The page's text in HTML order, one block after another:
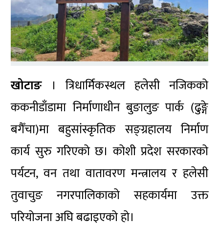
खोटाङ । त्रिधार्मिकस्थल हलेसी नजिकको
ककनीडाँडामा निर्माणाधीन बुङालुङ पार्क (ढुङ्गे
बगैँचा)मा बहुसांस्कृतिक सङ्ग्रहालय निर्माण
कार्य सुरु गरिएको छ। कोशी प्रदेश सरकारको
पर्यटन, वन तथा वातावरण मन्त्रालय र हलेसी
तुवाचुङ नगरपालिकाको सहकार्यमा उक्त
परियोजना अघि बढाइएको हो।